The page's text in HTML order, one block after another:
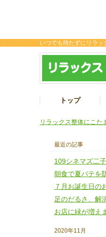
いつでも待たずにリラ
トップ
リラックス整体にこた
最近の記事
109シネマズ二
朝食で夏バテを
７月お誕生日の
足のだるさ、解
お店に緑が増え
2020年11月